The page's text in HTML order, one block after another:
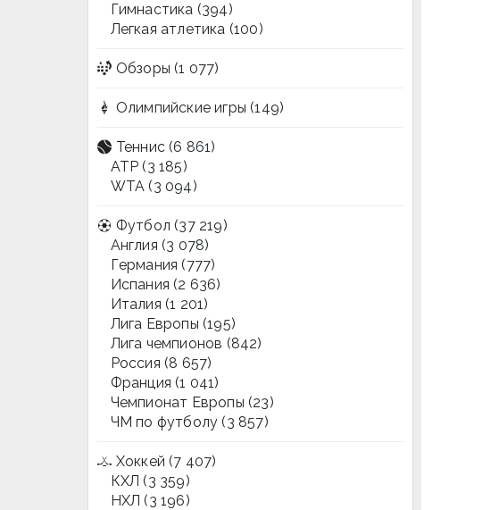
Гимнастика (394)
Легкая атлетика (100)
Обзоры (1 077)
Олимпийские игры (149)
Теннис (6 861)
ATP (3 185)
WTA (3 094)
Футбол (37 219)
Англия (3 078)
Германия (777)
Испания (2 636)
Италия (1 201)
Лига Европы (195)
Лига чемпионов (842)
Россия (8 657)
Франция (1 041)
Чемпионат Европы (23)
ЧМ по футболу (3 857)
Хоккей (7 407)
КХЛ (3 359)
НХЛ (3 196)